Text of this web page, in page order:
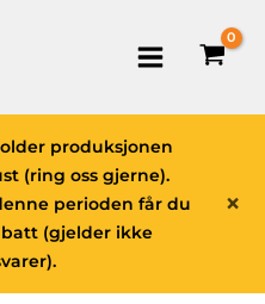
×
produksjonen
(ring oss gjerne).
perioden får du
(gjelder ikke